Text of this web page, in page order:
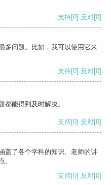
支持[0] 反对[0]
多问题。比如，我可以使用它来
支持[0] 反对[0]
都能得到及时解决。
支持[0] 反对[0]
盖了各个学科的知识。老师的讲
。
支持[0] 反对[0]